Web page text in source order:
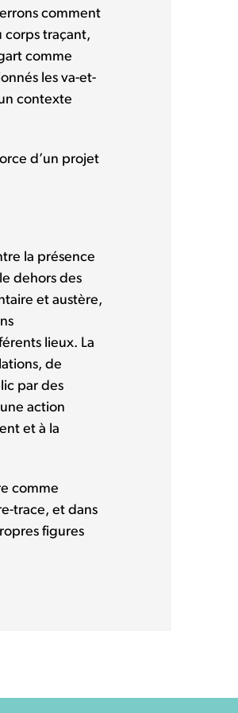
comment
corps traçant,
comme
les va-et-
contexte
d’un projet
la présence
dehors des
et austère,
lieux. La
de
par des
action
et à la
comme
trace, et dans
figures